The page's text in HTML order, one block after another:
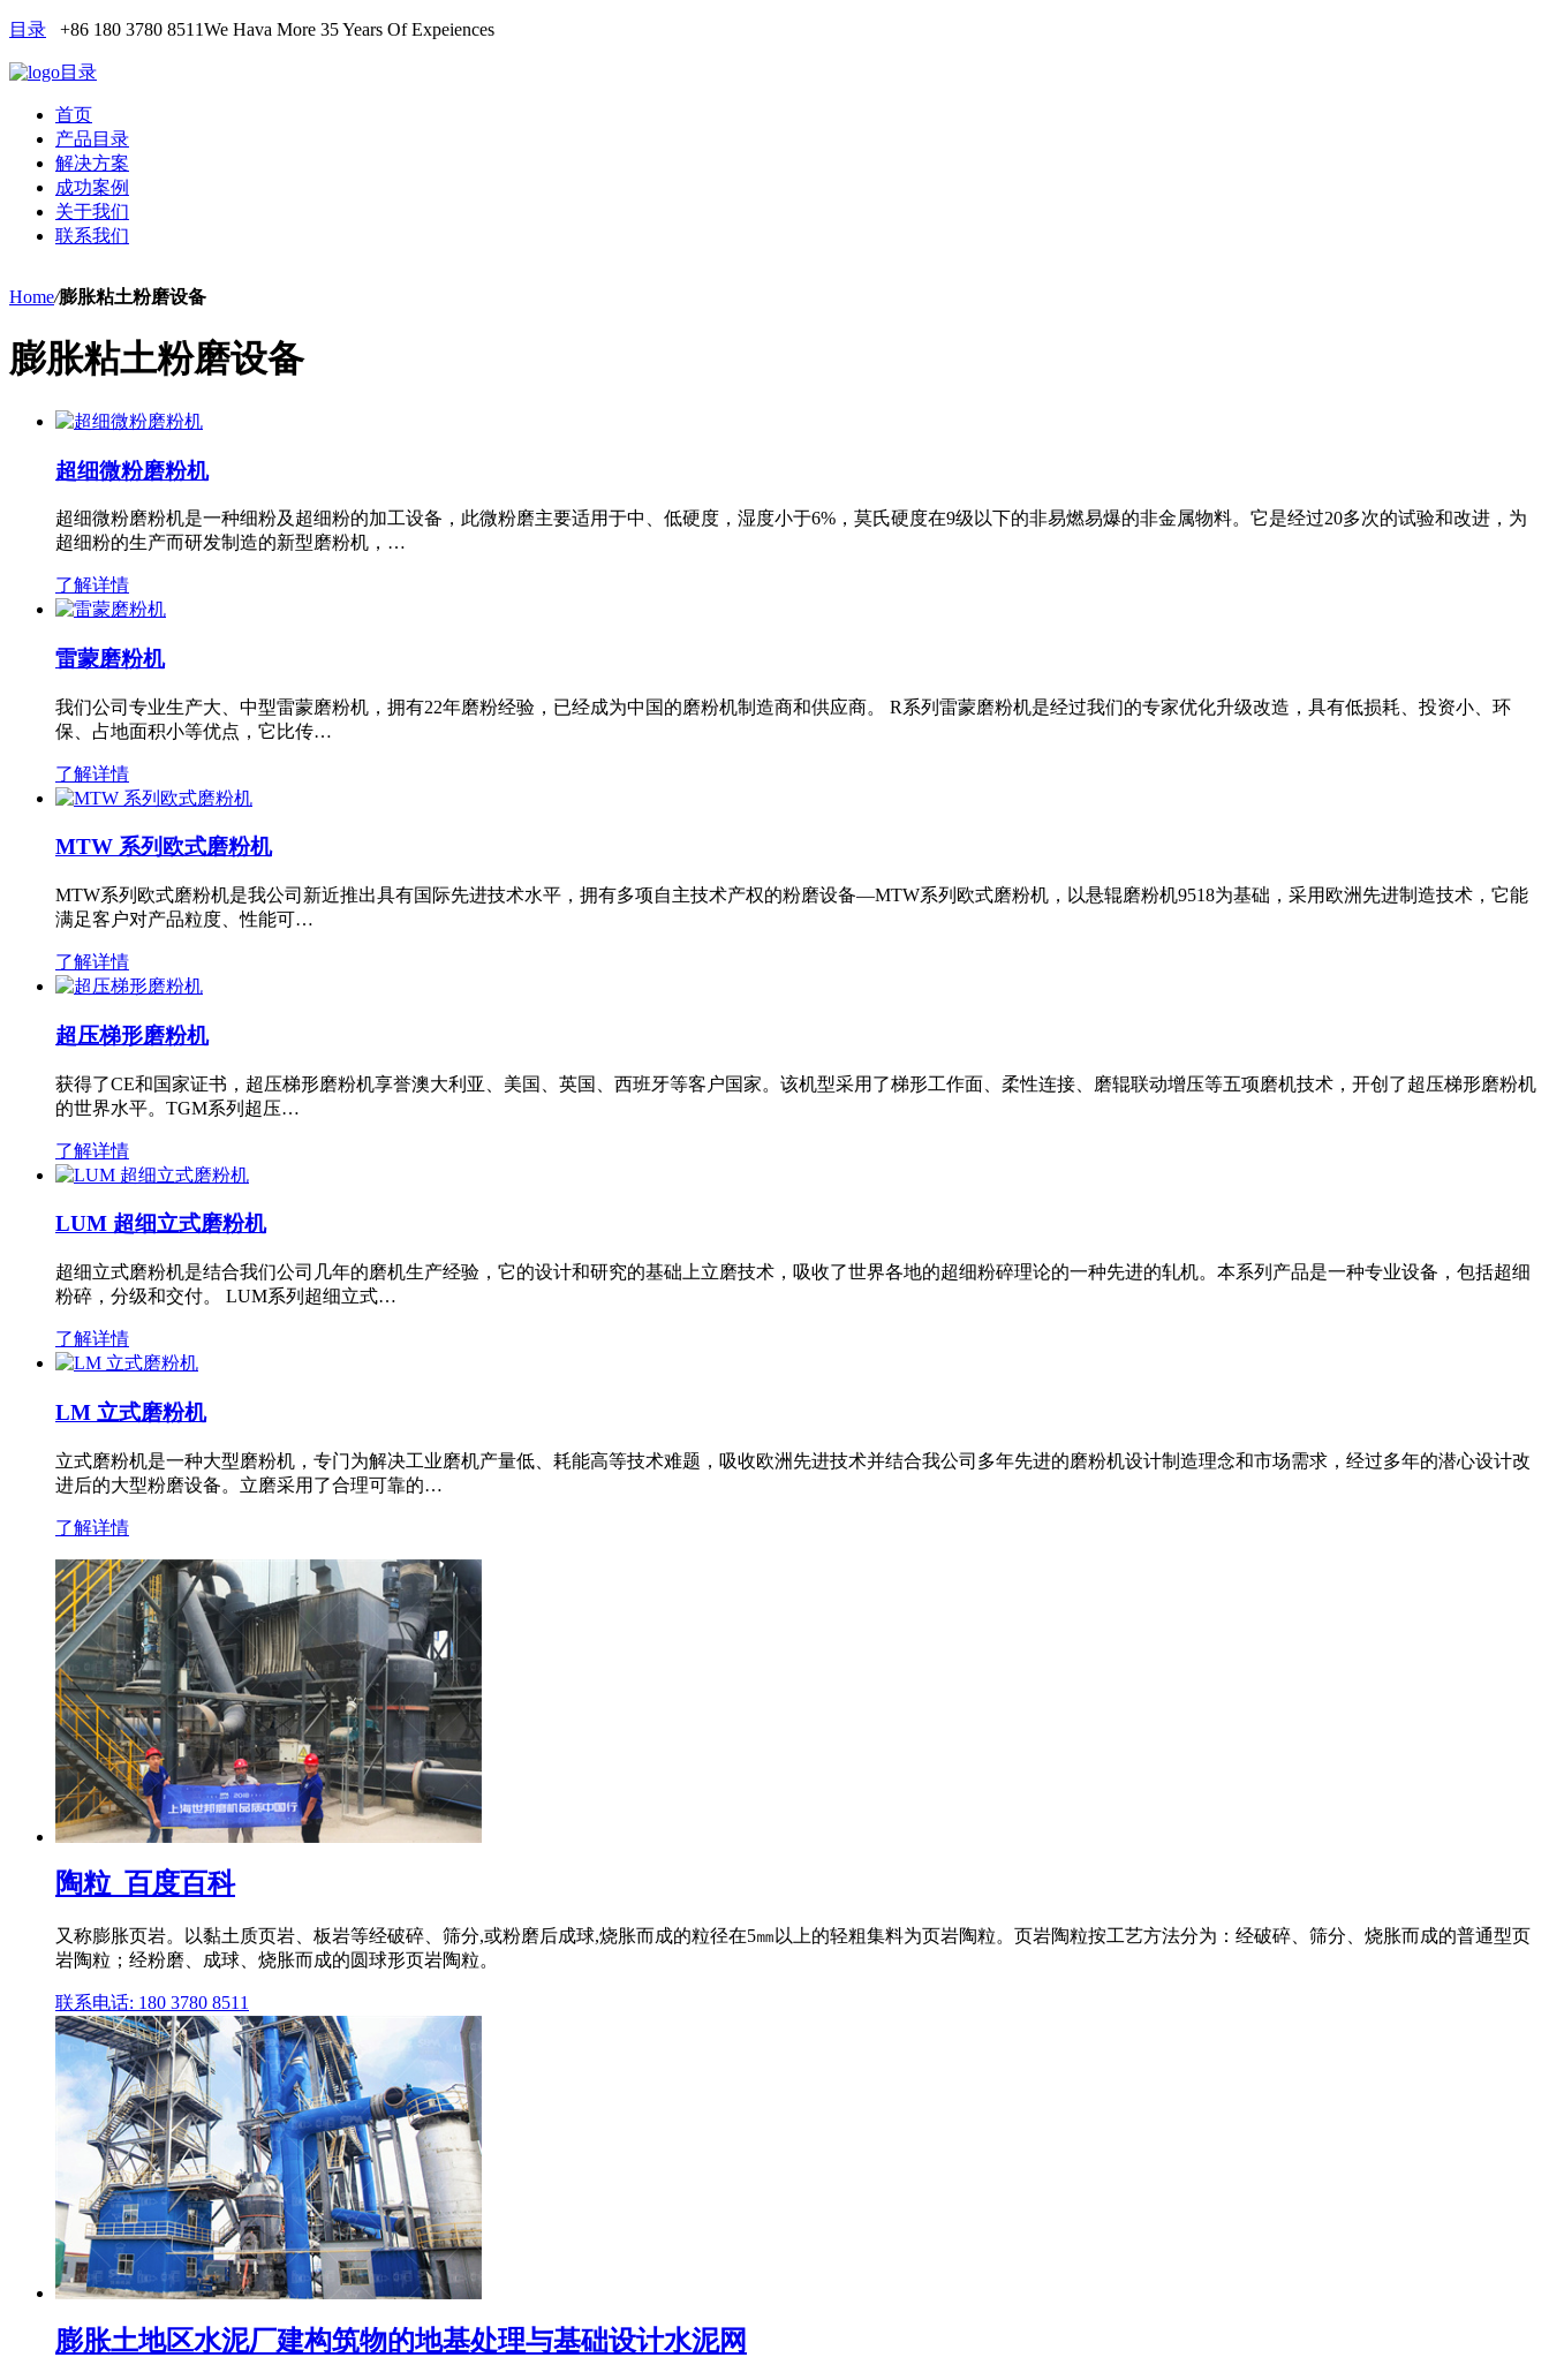
目录 +86 180 3780 8511We Hava More 35 Years Of Expeiences
目录
首页
产品目录
解决方案
成功案例
关于我们
联系我们
Home/膨胀粘土粉磨设备
膨胀粘土粉磨设备
超细微粉磨粉机
超细微粉磨粉机是一种细粉及超细粉的加工设备，此微粉磨主要适用于中、低硬度，湿度小于6%，莫氏硬度在9级以下的非易燃易爆的非金属物料。它是经过20多次的试验和改进，为
超细粉的生产而研发制造的新型磨粉机，…
了解详情
雷蒙磨粉机
我们公司专业生产大、中型雷蒙磨粉机，拥有22年磨粉经验，已经成为中国的磨粉机制造商和供应商。 R系列雷蒙磨粉机是经过我们的专家优化升级改造，具有低损耗、投资小、环
保、占地面积小等优点，它比传…
了解详情
MTW 系列欧式磨粉机
MTW系列欧式磨粉机是我公司新近推出具有国际先进技术水平，拥有多项自主技术产权的粉磨设备—MTW系列欧式磨粉机，以悬辊磨粉机9518为基础，采用欧洲先进制造技术，它能
满足客户对产品粒度、性能可…
了解详情
超压梯形磨粉机
获得了CE和国家证书，超压梯形磨粉机享誉澳大利亚、美国、英国、西班牙等客户国家。该机型采用了梯形工作面、柔性连接、磨辊联动增压等五项磨机技术，开创了超压梯形磨粉机
的世界水平。TGM系列超压…
了解详情
LUM 超细立式磨粉机
超细立式磨粉机是结合我们公司几年的磨机生产经验，它的设计和研究的基础上立磨技术，吸收了世界各地的超细粉碎理论的一种先进的轧机。本系列产品是一种专业设备，包括超细
粉碎，分级和交付。 LUM系列超细立式…
了解详情
LM 立式磨粉机
立式磨粉机是一种大型磨粉机，专门为解决工业磨机产量低、耗能高等技术难题，吸收欧洲先进技术并结合我公司多年先进的磨粉机设计制造理念和市场需求，经过多年的潜心设计改
进后的大型粉磨设备。立磨采用了合理可靠的…
了解详情
陶粒_百度百科
又称膨胀页岩。以黏土质页岩、板岩等经破碎、筛分,或粉磨后成球,烧胀而成的粒径在5㎜以上的轻粗集料为页岩陶粒。页岩陶粒按工艺方法分为：经破碎、筛分、烧胀而成的普通型页
岩陶粒；经粉磨、成球、烧胀而成的圆球形页岩陶粒。
联系电话: 180 3780 8511
膨胀土地区水泥厂建构筑物的地基处理与基础设计水泥网